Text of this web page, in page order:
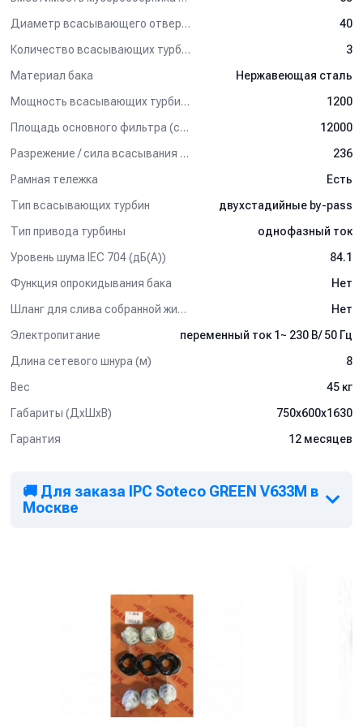
Комплект поставки:
- Щелевая насадка.
- Конический сепаратор.
Применение:
Индустриальный пылесос для сбора сухой и жидкой грязи
подходит для универсального применения на любых
промышленных, обрабатывающих и ремонтных предприятиях.
производственных цехов и складских помещений с большим
пылеобразованием.
Видео-демонстрация работы системы
"Циклон":
Диаметр всасывающего отверстия (мм)
40
Количество всасывающих турбин (шт)
3
Материал бака
Нержавеющая сталь
Мощность всасывающих турбин (Вт)
1200
Площадь основного фильтра (см2)
12000
Разрежение / сила всасывания (мбар)
236
Рамная тележка
Есть
Тип всасывающих турбин
двухстадийные by-pass
Тип привода турбины
однофазный ток
Уровень шума IEC 704 (дБ(А))
84.1
Функция опрокидывания бака
Нет
Шланг для слива собранной жидкости
Нет
Электропитание
переменный ток 1~ 230 В/ 50 Гц
Длина сетевого шнура (м)
8
Вес
45 кг
Габариты (ДхШхВ)
750х600х1630
Гарантия
12 месяцев
🚚 Для заказа IPC Soteco GREEN V633M в
Москве